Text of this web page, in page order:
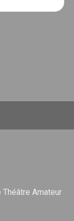
Amateur